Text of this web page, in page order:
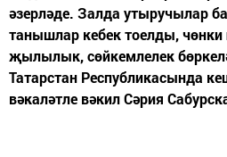
әзерләде. Залда утыручылар
танышлар кебек тоелды,
җылылык, сөйкемлелек
Татарстан Республикасында
вәкаләтле вәкил Сәрия